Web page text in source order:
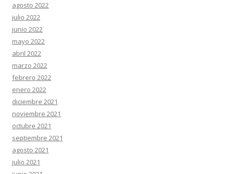
agosto 2022
julio 2022
junio 2022
mayo 2022
abril 2022
marzo 2022
febrero 2022
enero 2022
diciembre 2021
noviembre 2021
octubre 2021
septiembre 2021
agosto 2021
julio 2021